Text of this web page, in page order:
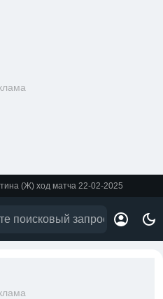
(Ж) ход матча 22-02-2025